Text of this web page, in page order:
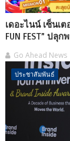
เดอะไนน์ เซ็นเ
FUN FEST” ปลุ
Go Ahead News
ประชาสัมพันธ์